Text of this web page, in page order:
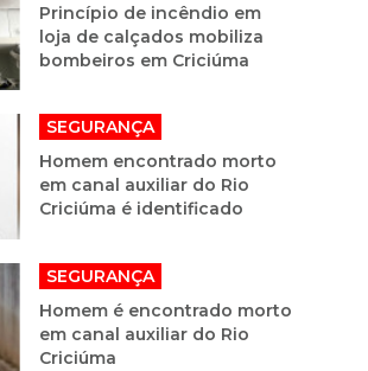
Princípio de incêndio em
loja de calçados mobiliza
bombeiros em Criciúma
SEGURANÇA
Homem encontrado morto
em canal auxiliar do Rio
Criciúma é identificado
SEGURANÇA
Homem é encontrado morto
em canal auxiliar do Rio
Criciúma